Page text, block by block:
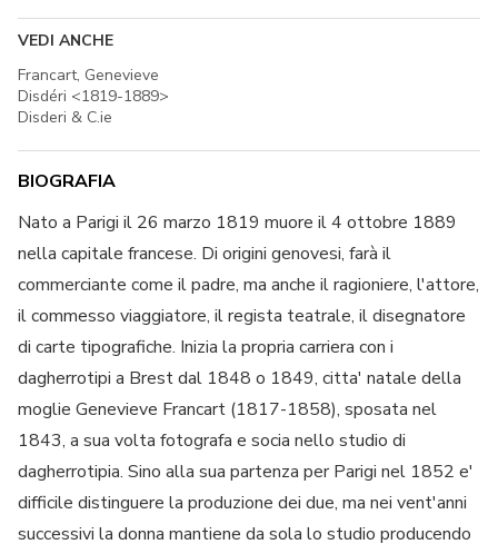
VEDI ANCHE
Francart, Genevieve
Disdéri <1819-1889>
Disderi & C.ie
BIOGRAFIA
Nato a Parigi il 26 marzo 1819 muore il 4 ottobre 1889
nella capitale francese. Di origini genovesi, farà il
commerciante come il padre, ma anche il ragioniere, l'attore,
il commesso viaggiatore, il regista teatrale, il disegnatore
di carte tipografiche. Inizia la propria carriera con i
dagherrotipi a Brest dal 1848 o 1849, citta' natale della
moglie Genevieve Francart (1817-1858), sposata nel
1843, a sua volta fotografa e socia nello studio di
dagherrotipia. Sino alla sua partenza per Parigi nel 1852 e'
difficile distinguere la produzione dei due, ma nei vent'anni
successivi la donna mantiene da sola lo studio producendo